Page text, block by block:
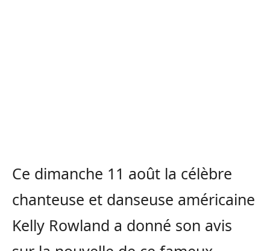
Ce dimanche 11 août la célèbre
chanteuse et danseuse américaine
Kelly Rowland a donné son avis